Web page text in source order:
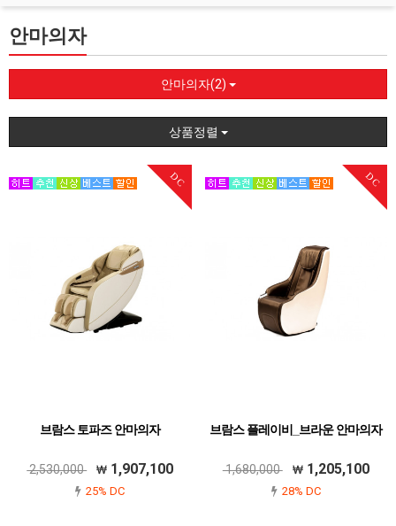
안마의자
안마의자(2)
상품정렬
DC
브람스 토파즈 안마의자
2,530,000 1,907,100
25% DC
DC
브람스 플레이비_브라운 안마의자
1,680,000 1,205,100
28% DC